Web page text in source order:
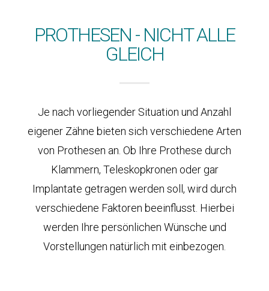
PROTHESEN - NICHT ALLE
GLEICH
Je nach vorliegender Situation und Anzahl
eigener Zähne bieten sich verschiedene Arten
von Prothesen an. Ob Ihre Prothese durch
Klammern, Teleskopkronen oder gar
Implantate getragen werden soll, wird durch
verschiedene Faktoren beeinflusst. Hierbei
werden Ihre persönlichen Wünsche und
Vorstellungen natürlich mit einbezogen.